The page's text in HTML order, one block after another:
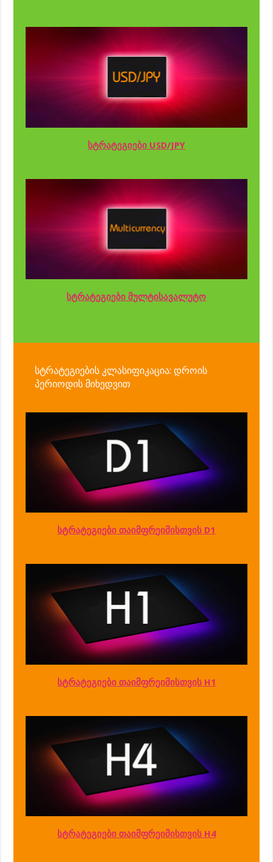
სტრატეგიები USD/JPY
სტრატეგიები მულტისავალუტო
სტრატეგიების კლასიფიკაცია: დროის
პერიოდის მიხედვით
სტრატეგიები თაიმფრეიმისთვის D1
სტრატეგიები თაიმფრეიმისთვის H1
სტრატეგიები თაიმფრეიმისთვის H4